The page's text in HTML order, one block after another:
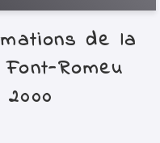
de la
Romeu